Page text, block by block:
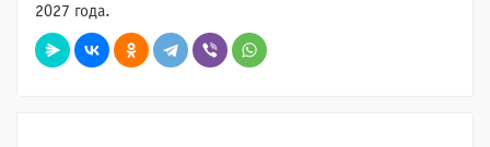
2027 года.